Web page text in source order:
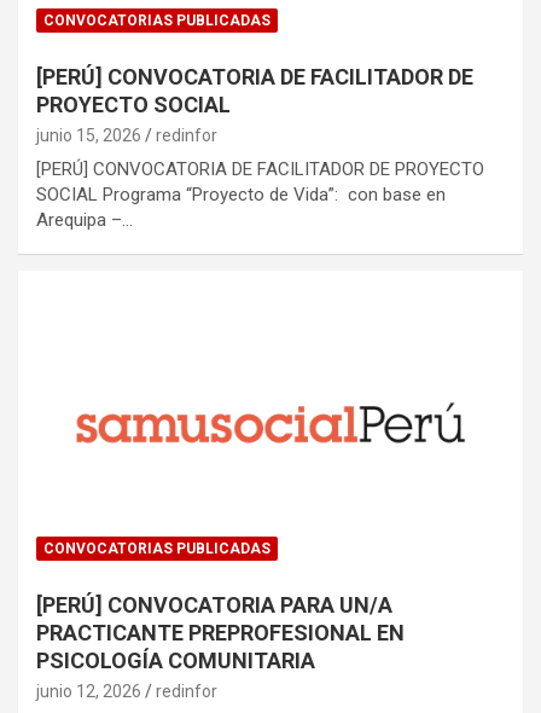
CONVOCATORIAS PUBLICADAS
[PERÚ] CONVOCATORIA DE FACILITADOR DE
PROYECTO SOCIAL
junio 15, 2026 redinfor
[PERÚ] CONVOCATORIA DE FACILITADOR DE PROYECTO
SOCIAL Programa “Proyecto de Vida”: con base en
Arequipa –…
CONVOCATORIAS PUBLICADAS
[PERÚ] CONVOCATORIA PARA UN/A
PRACTICANTE PREPROFESIONAL EN
PSICOLOGÍA COMUNITARIA
junio 12, 2026 redinfor